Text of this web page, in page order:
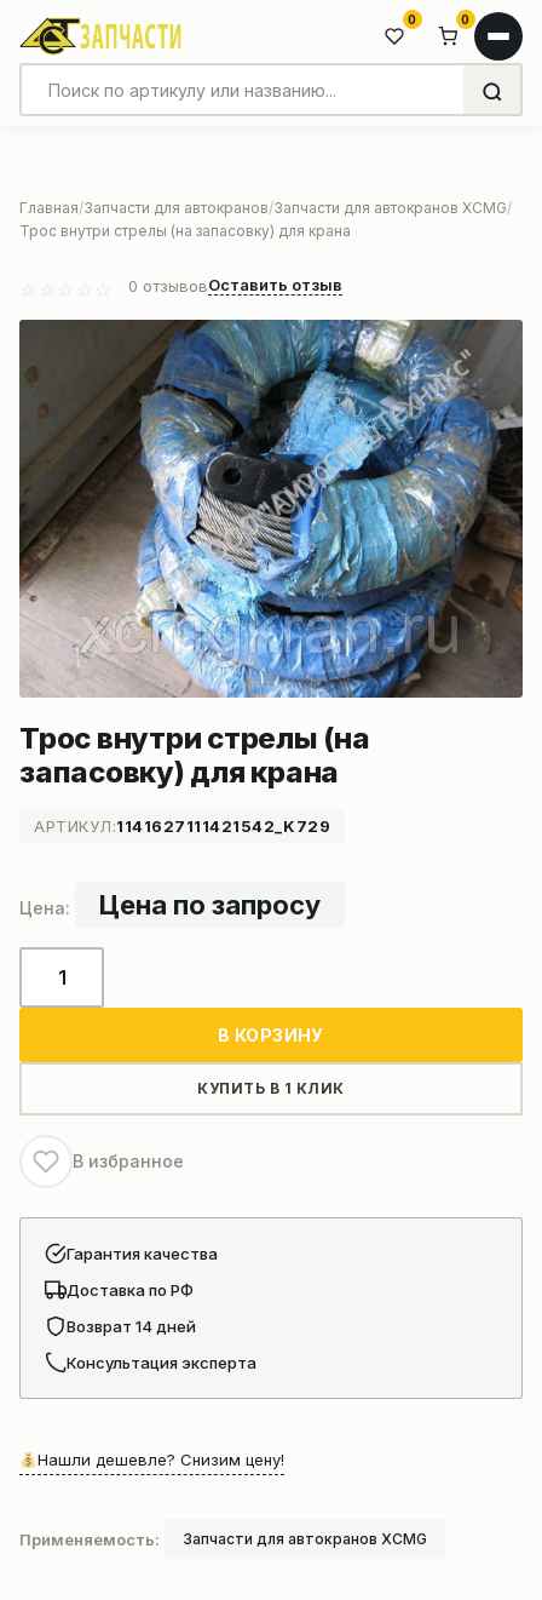
0 0
Главная Запчасти для автокранов Запчасти для автокранов XCMG
Трос внутри стрелы (на запасовку) для крана
0 отзывовОставить отзыв
Трос внутри стрелы (на
запасовку) для крана
АРТИКУЛ:1141627111421542_K729
Цена по запросу
товара
(на
запасовку)
для
В КОРЗИНУ
КУПИТЬ В 1 КЛИК
В избранное
Гарантия качества
Доставка по РФ
Возврат 14 дней
Консультация эксперта
Нашли дешевле? Снизим цену!
Применяемость: Запчасти для автокранов XCMG